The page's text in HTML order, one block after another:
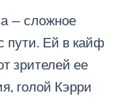
— сложное
пути. Ей в кайф
зрителей ее
голой Кэрри